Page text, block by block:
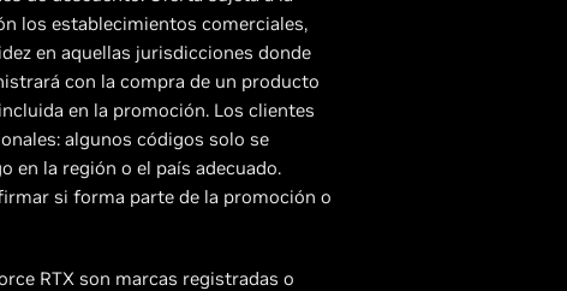
los establecimientos comerciales,
en aquellas jurisdicciones donde
con la compra de un producto
en la promoción. Los clientes
algunos códigos solo se
en la región o el país adecuado.
si forma parte de la promoción o
RTX son marcas registradas o